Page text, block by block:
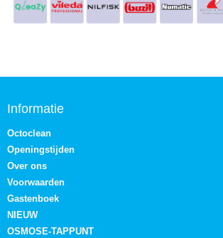
Informatie
Octoclean
Openingstijden
Over ons
Voorwaarden
Gastenboek
NIEUW
OSMOSE-TAPPUNT